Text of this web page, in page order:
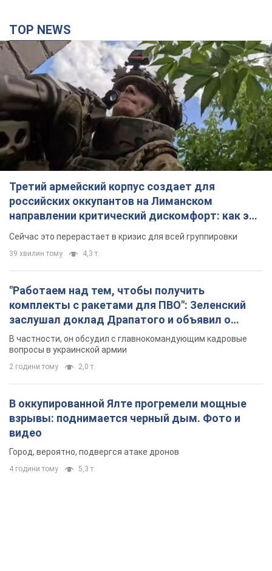
TOP NEWS
Третий армейский корпус создает для
российских оккупантов на Лиманском
направлении критический дискомфорт: как это
удалось
Сейчас это перерастает в кризис для всей группировки
39 хвилин тому 4,3 т.
"Работаем над тем, чтобы получить
комплекты с ракетами для ПВО": Зеленский
заслушал доклад Драпатого и объявил о
новых мерах
В частности, он обсудил с главнокомандующим кадровые
вопросы в украинской армии
2 години тому 2,0 т.
В оккупированной Ялте прогремели мощные
взрывы: поднимается черный дым. Фото и
видео
Город, вероятно, подвергся атаке дронов
4 години тому 5,3 т.